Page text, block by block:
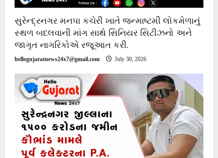
સુરેન્દ્રનગર મનપા કચેરી ખાતે જન્માષ્ટમી લોકમેળાનું
સ્થળ બદલવાની માંગ સાથે સિનિયર સિટીઝનો અને
જાગૃત નાગરિકોએ રજૂઆત કરી.
hellogujaratnews24x7@gmail.com July 30, 2026